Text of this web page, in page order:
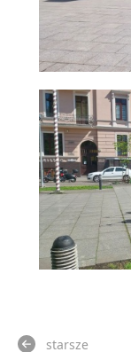
starsze